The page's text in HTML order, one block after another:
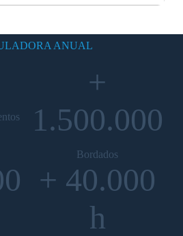
ANUAL
+
1.500.000
Bordados
+ 40.000
h